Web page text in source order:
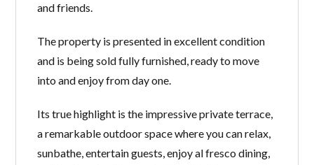
and friends.
The property is presented in excellent condition
and is being sold fully furnished, ready to move
into and enjoy from day one.
Its true highlight is the impressive private terrace,
a remarkable outdoor space where you can relax,
sunbathe, entertain guests, enjoy al fresco dining,